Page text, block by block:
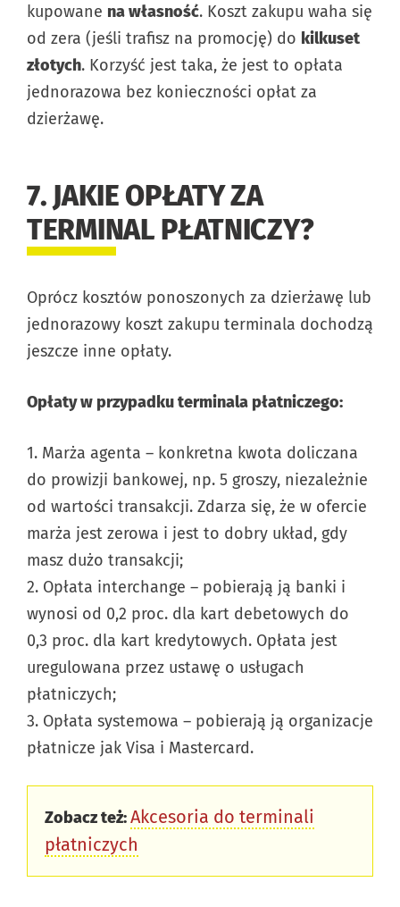
kupowane na własność. Koszt zakupu waha się
od zera (jeśli trafisz na promocję) do kilkuset
złotych. Korzyść jest taka, że jest to opłata
jednorazowa bez konieczności opłat za
dzierżawę.
7. JAKIE OPŁATY ZA
TERMINAL PŁATNICZY?
Oprócz kosztów ponoszonych za dzierżawę lub
jednorazowy koszt zakupu terminala dochodzą
jeszcze inne opłaty.
Opłaty w przypadku terminala płatniczego:
1. Marża agenta – konkretna kwota doliczana
do prowizji bankowej, np. 5 groszy, niezależnie
od wartości transakcji. Zdarza się, że w ofercie
marża jest zerowa i jest to dobry układ, gdy
masz dużo transakcji;
2. Opłata interchange – pobierają ją banki i
wynosi od 0,2 proc. dla kart debetowych do
0,3 proc. dla kart kredytowych. Opłata jest
uregulowana przez ustawę o usługach
płatniczych;
3. Opłata systemowa – pobierają ją organizacje
płatnicze jak Visa i Mastercard.
Zobacz też:Akcesoria do terminali
płatniczych